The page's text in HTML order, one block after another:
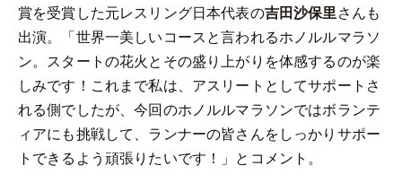
賞を受賞した元レスリング日本代表の吉田沙保里さんも
出演。「世界一美しいコースと言われるホノルルマラソ
ン。スタートの花火とその盛り上がりを体感するのが楽
しみです！これまで私は、アスリートとしてサポートさ
れる側でしたが、今回のホノルルマラソンではボランテ
ィアにも挑戦して、ランナーの皆さんをしっかりサポー
トできるよう頑張りたいです！」とコメント。